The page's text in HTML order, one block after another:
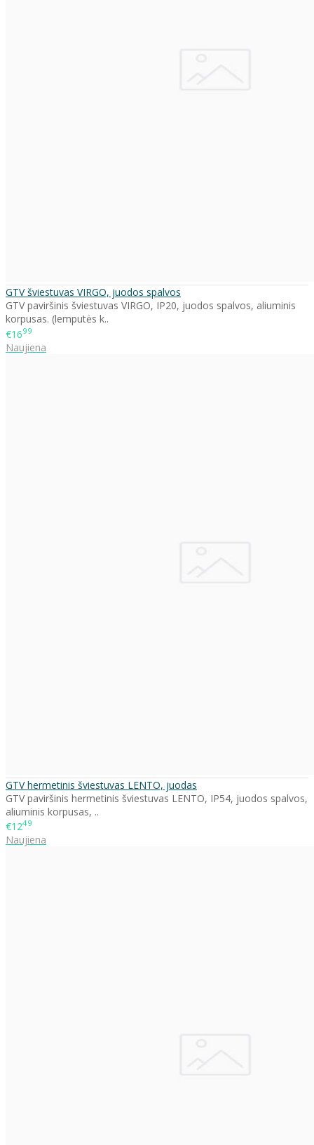
GTV šviestuvas VIRGO, juodos spalvos
GTV paviršinis šviestuvas VIRGO, IP20, juodos spalvos, aliuminis
korpusas. (lemputės k..
€1699
Naujiena
GTV hermetinis šviestuvas LENTO, juodas
GTV paviršinis hermetinis šviestuvas LENTO, IP54, juodos spalvos,
aliuminis korpusas, ..
€1249
Naujiena